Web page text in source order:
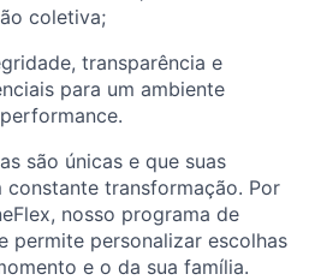
coletiva;
transparência e
para um ambiente
são únicas e que suas
constante transformação. Por
nosso programa de
permite personalizar escolhas
e o da sua família.